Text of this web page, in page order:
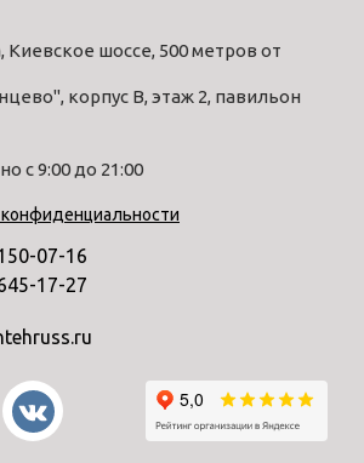
Киевское шоссе, 500 метров от
корпус В, этаж 2, павильон
с 9:00 до 21:00
07-16
17-27